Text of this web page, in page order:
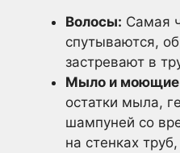
Волосы: Самая
спутываются,
застревают в
Мыло и моющие
остатки мыла,
шампуней со
на стенках